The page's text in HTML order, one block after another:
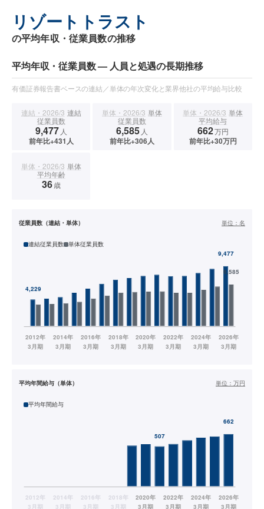
リゾートトラスト
の平均年収・従業員数の推移
平均年収・従業員数 — 人員と処遇の長期推移
有価証券報告書ベースの連結／単体の年次変化と業界他社の平均給与比較
連結・2026/3 連結
従業員数
9,477 人
前年比+431人
単体・2026/3 単体
従業員数
6,585 人
前年比+306人
単体・2026/3 単体
平均給与
662万円
前年比+30万円
単体・2026/3 単体
平均年齢
36歳
従業員数（連結・単体） 単位： 名
連結従業員数 単体従業員数
平均年間給与（単体） 単位： 万円
平均年間給与